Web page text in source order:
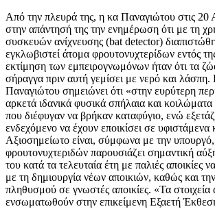
Από την πλευρά της, η κα Παναγιώτου στις 20
στην απάντησή της την ενημέρωση ότι με τη
συσκευών ανίχνευσης (bat detector)
εγκλωβιστεί άτομα φρουτονυχτερίδων εντός
εκτίμηση των εμπειρογνωμόνων ήταν ότι τα
σήραγγα πριν αυτή γεμίσει με νερό και
Παναγιώτου σημειώνει ότι «στην ευρύτερη
αρκετά ιδανικά φυσικά σπήλαια και
που διέφυγαν να βρήκαν καταφύγιο, ενώ
ενδεχόμενο να έχουν εποικίσει σε υφιστάμενα
Αξιοσημείωτο είναι, σύμφωνα με την υπουργό,
φρουτονυχτεριδών παρουσιάζει σημαντική
του κατά τα τελευταία έτη με παλιές αποικίες
με τη δημιουργία νέων αποικιών, καθώς και
πληθυσμού σε γνωστές αποικίες. «Τα στοιχεία
ενσωματωθούν στην επικείμενη Εξαετή